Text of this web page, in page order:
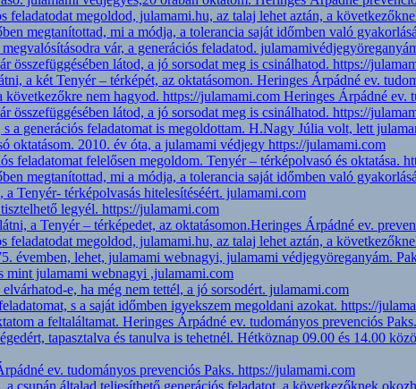
feladatodat megoldod, julamami.hu, az talaj lehet aztán, a
megtanítottad, mi a módja, a tolerancia saját időmben való
vár, a generációs feladatod.
összefüggésében látod, a jó sorsodat meg is csinálhatod. https://
a két Tenyér – térképét, az oktatásomon. Heringes Árpádné ev.
következőkre nem hagyod. https://julamami.com Heringes Árpádné ev.
összefüggésében látod, a jó sorsodat meg is csinálhatod. https://
a generációs feladatomat is megoldottam. H.Nagy Júlia volt, lett
oktatásom. 2010. év óta, a julamami védjegy https://julamami.com
feladatomat felelősen megoldom. Tenyér – térképolvasó és oktatása.
megtanítottad, mi a módja, a tolerancia saját időmben való
Tenyér- térképolvasás hitelesítéséért. julamami.com
legyél. https://julamami.com
a Tenyér – térképedet, az oktatásomon.Heringes Árpádné ev.
feladatodat megoldod, julamami.hu, az talaj lehet aztán, a
évemben, lehet, julamami webnagyi, julamami védjegyöreganyám.
mint julamami webnagyi ,julamami.com
e, ha még nem tettél, a jó sorsodért. julamami.com
s a saját időmben igyekszem megoldani azokat. https://
a feltaláltamat. Heringes Árpádné ev. tudományos prevenciós
tapasztalva és tanulva is tehetnél. Hétköznap 09.00 és 14.00
ev. tudományos prevenciós Paks. https://julamami.com
csupán általad teljesíthető generációs feladatot, a következőknek